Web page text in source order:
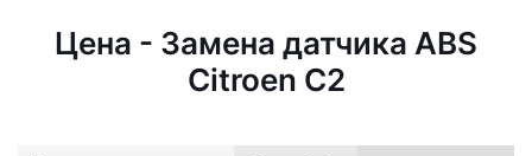
Цена - Замена датчика ABS
Citroen C2